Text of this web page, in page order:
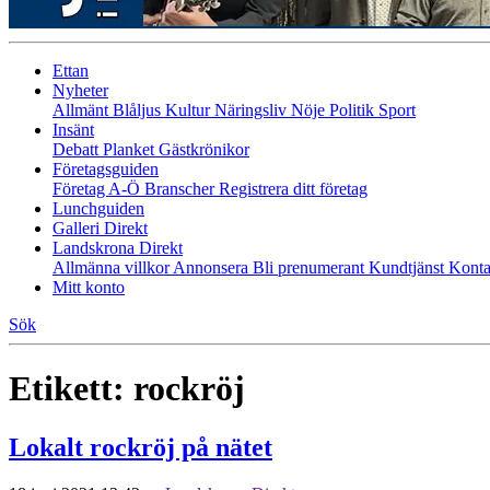
Ettan
Nyheter
Allmänt Blåljus KulturNäringsliv Nöje Politik Sport
Insänt
Debatt Planket Gästkrönikor
Företagsguiden
Företag A-Ö BranscherRegistrera ditt företag
Lunchguiden
Galleri Direkt
Landskrona Direkt
Allmänna villkorAnnonsera Bli prenumerant Kundtjänst
Mitt konto
Sök
Etikett: rockröj
Lokalt rockröj på nätet